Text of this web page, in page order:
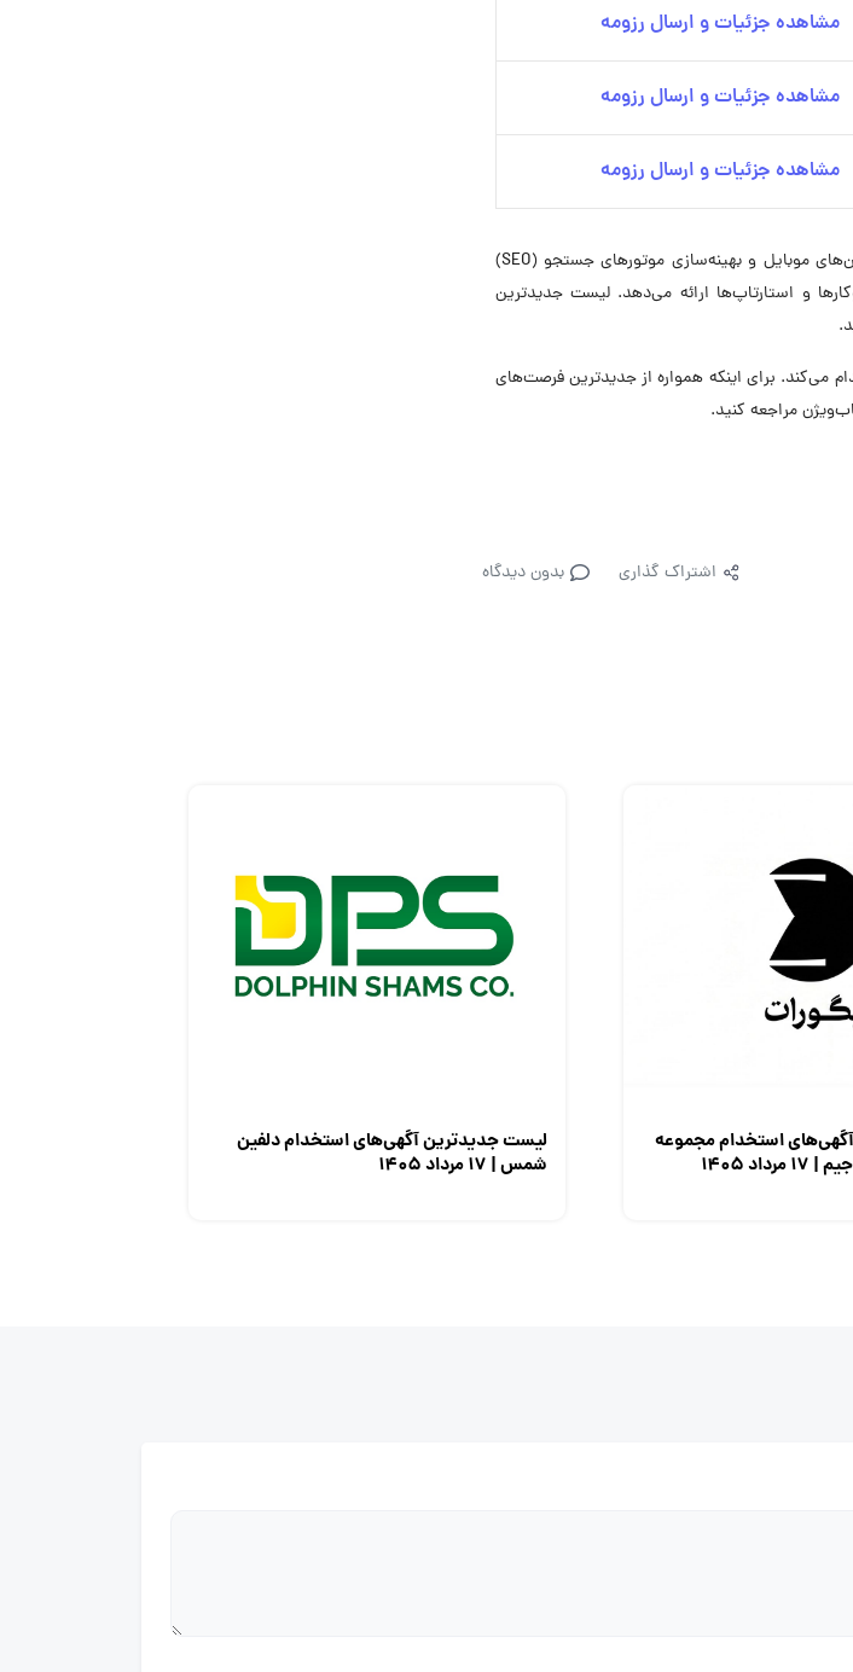
مشاهده جزئیات و ارسال رزومه
مشاهده جزئیات و ارسال رزومه
مشاهده جزئیات و ارسال رزومه
برنامه‌نویسان آزما مبین یکی از مجموعه‌های فعال در زمینه طراحی سایت، توسعه اپلیکیشن‌های موبایل و بهینه‌سازی موتورهای جستجو (SEO)
و استارتاپ‌ها ارائه می‌دهد. لیست جدیدترین
شغلی نیروی جدید استخدام می‌کند. برای اینکه همواره از جدیدترین فرصت‌های
مراجعه کنید.
اشتراک گذاری بدون دیدگاه
استخدام مجموعه
۱۴۰۵
لیست جدیدترین آگهی‌های استخدام دلفین
شمس | ۱۷ مرداد ۱۴۰۵